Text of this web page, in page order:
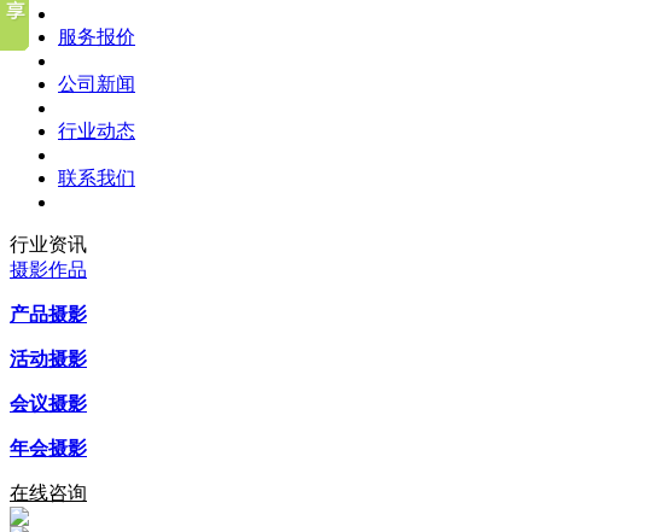
服务报价
公司新闻
行业动态
联系我们
行业资讯
摄影作品
产品摄影
活动摄影
会议摄影
年会摄影
在线咨询